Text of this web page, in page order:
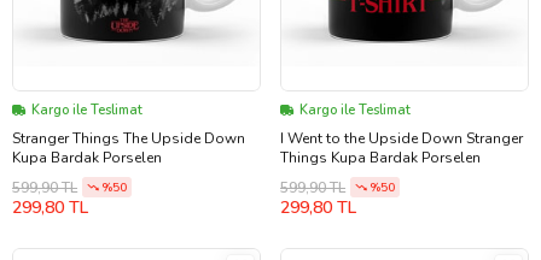
Kargo ile Teslimat
Stranger Things The Upside Down
Kupa Bardak Porselen
599,90 TL
%50
299,80 TL
Kargo ile Teslimat
I Went to the Upside Down Stranger
Things Kupa Bardak Porselen
599,90 TL
%50
299,80 TL